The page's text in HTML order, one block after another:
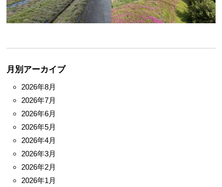
月別アーカイブ
2026年8月
2026年7月
2026年6月
2026年5月
2026年4月
2026年3月
2026年2月
2026年1月